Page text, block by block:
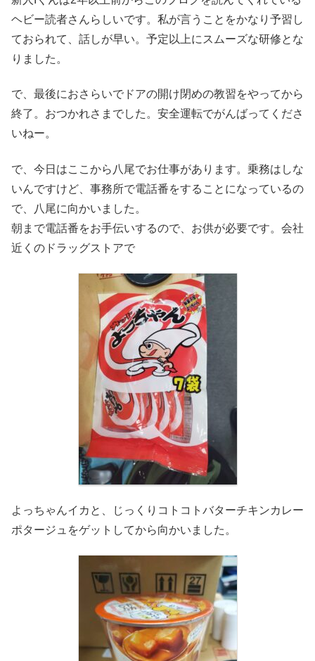
ヘビー読者さんらしいです。私が言うことをかなり予習し
ておられて、話しが早い。予定以上にスムーズな研修とな
りました。
で、最後におさらいでドアの開け閉めの教習をやってから
終了。おつかれさまでした。安全運転でがんばってくださ
いねー。
で、今日はここから八尾でお仕事があります。乗務はしな
いんですけど、事務所で電話番をすることになっているの
で、八尾に向かいました。
朝まで電話番をお手伝いするので、お供が必要です。会社
近くのドラッグストアで
よっちゃんイカと、じっくりコトコトバターチキンカレー
ポタージュをゲットしてから向かいました。